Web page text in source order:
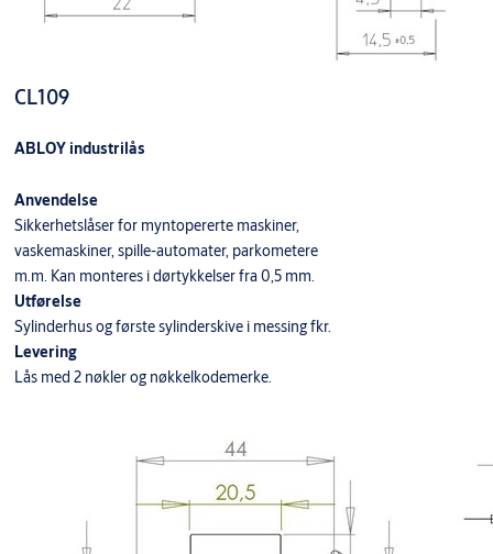
CL109
ABLOY industrilås
Anvendelse
Sikkerhetslåser for myntopererte maskiner,
vaskemaskiner, spille-automater, parkometere
m.m. Kan monteres i dørtykkelser fra 0,5 mm.
Utførelse
Sylinderhus og første sylinderskive i messing fkr.
Levering
Lås med 2 nøkler og nøkkelkodemerke.